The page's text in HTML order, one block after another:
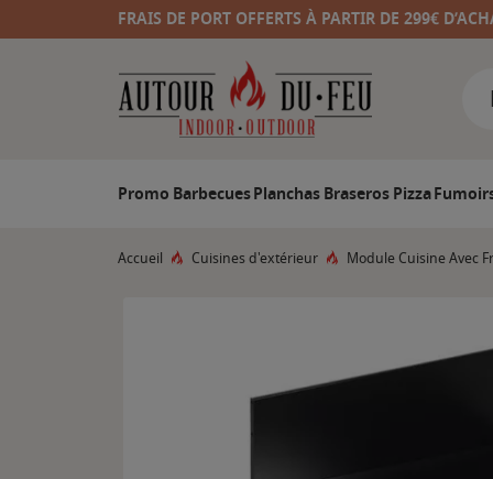
FRAIS DE PORT OFFERTS À PARTIR DE 299€
Promo BarbecuesPlanchasBraserosPizza
Accueil Cuisines d'extérieur Module Cuisine Avec